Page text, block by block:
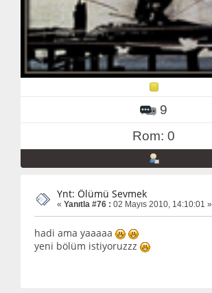
9
Rom: 0
Ynt: Ölümü Sevmek
« Yanıtla #76 : 02 Mayıs 2010, 14:10:01 »
hadi ama yaaaaa
yeni bölüm istiyoruzzz